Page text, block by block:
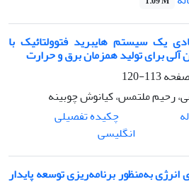
یک سیستم هایبرید فتوولتائیک با
برای تولید همزمان برق و حرارت
113-120
رحیم ملتمس، کیانوش چوبینه
چکیده تفصیلی
انگلیسی
به‌منظور برنامه‌ریزی توسعه پایدار